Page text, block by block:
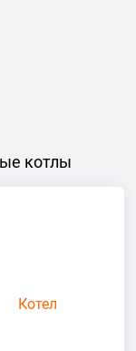
котлы